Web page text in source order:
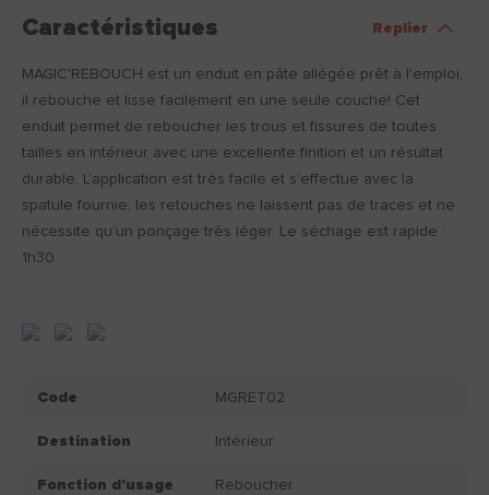
Caractéristiques Replier
MAGIC'REBOUCH est un enduit en pâte allégée prêt à l'emploi,
il rebouche et lisse facilement en une seule couche! Cet
enduit permet de reboucher les trous et fissures de toutes
tailles en intérieur avec une excellente finition et un résultat
durable. L’application est très facile et s’effectue avec la
spatule fournie, les retouches ne laissent pas de traces et ne
nécessite qu’un ponçage très léger. Le séchage est rapide :
1h30.
Code MGRET02
Destination Intérieur
Fonction d'usage Reboucher